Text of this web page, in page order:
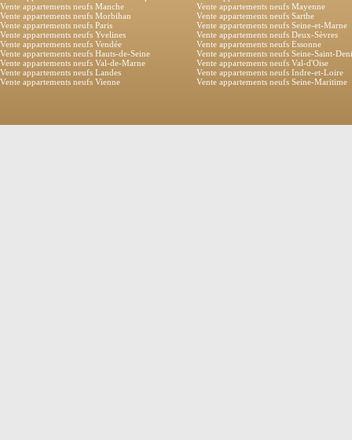
Vente appartements neufs Manche
Vente appartements neufs Mayenne
Vente appartements neufs Morbihan
Vente appartements neufs Sarthe
Vente appartements neufs Paris
Vente appartements neufs Seine-et-Marne
Vente appartements neufs Yvelines
Vente appartements neufs Deux-Sèvres
Vente appartements neufs Vendée
Vente appartements neufs Essonne
Vente appartements neufs Hauts-de-Seine
Vente appartements neufs Seine-Saint-
Vente appartements neufs Val-de-Marne
Vente appartements neufs Val-d'Oise
Vente appartements neufs Landes
Vente appartements neufs Indre-et-Loire
Vente appartements neufs Vienne
Vente appartements neufs Seine-Maritime